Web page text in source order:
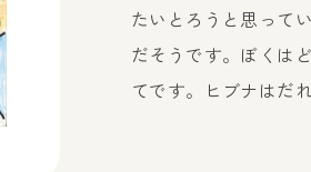
たいとろうと思って
だそうです。ぼくは
てです。ヒブナはだ